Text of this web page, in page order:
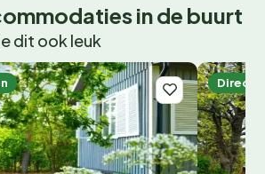
in de buurt
dit ook leuk
Direct